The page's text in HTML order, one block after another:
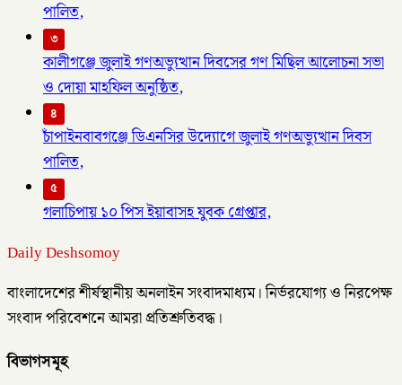
পালিত,
৩
কালীগঞ্জে জুলাই গণঅভ্যুত্থান দিবসের গণ মিছিল আলোচনা সভা
ও দোয়া মাহফিল অনুষ্ঠিত,
৪
চাঁপাইনবাবগঞ্জে ডিএনসির উদ্যোগে জুলাই গণঅভ্যুত্থান দিবস
পালিত,
৫
গলাচিপায় ১০ পিস ইয়াবাসহ যুবক গ্রেপ্তার,
Daily Deshsomoy
বাংলাদেশের শীর্ষস্থানীয় অনলাইন সংবাদমাধ্যম। নির্ভরযোগ্য ও নিরপেক্ষ
সংবাদ পরিবেশনে আমরা প্রতিশ্রুতিবদ্ধ।
বিভাগসমূহ